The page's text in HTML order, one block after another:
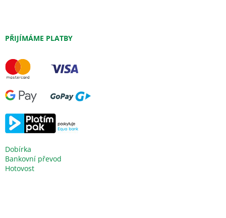
PŘIJÍMÁME PLATBY
Dobírka
Bankovní převod
Hotovost